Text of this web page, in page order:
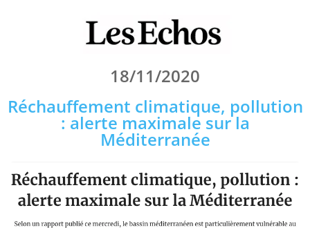
18/11/2020
Réchauffement climatique, pollution
: alerte maximale sur la
Méditerranée